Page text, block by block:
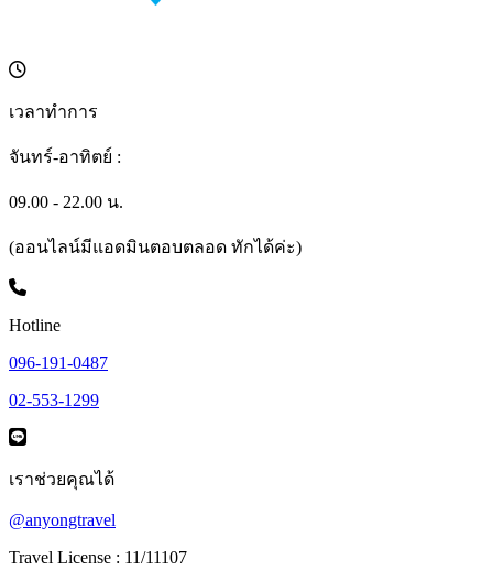
เวลาทำการ
จันทร์-อาทิตย์ :
09.00 - 22.00 น.
(ออนไลน์มีแอดมินตอบตลอด ทักได้ค่ะ)
Hotline
096-191-0487
02-553-1299
เราช่วยคุณได้
@anyongtravel
Travel License : 11/11107